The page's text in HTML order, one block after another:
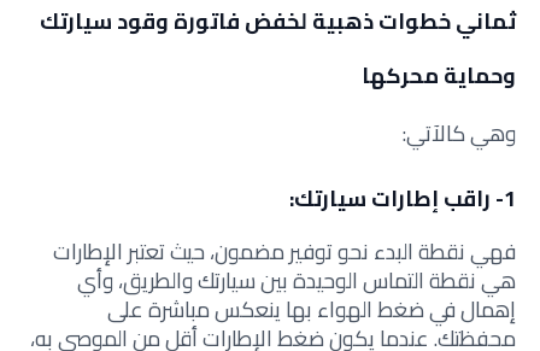
ثماني خطوات ذهبية لخفض فاتورة وقود سيارتك
وحماية محركها
وهي كالآتي:
1- راقب إطارات سيارتك:
فهي نقطة البدء نحو توفير مضمون، حيثتعتبر الإطارات
هي نقطة التماس الوحيدة بين سيارتك والطريق، وأي
إهمال في ضغط الهواء بها ينعكس مباشرة على
محفظتك. عندما يكون ضغط الإطارات أقل من الموصى به،